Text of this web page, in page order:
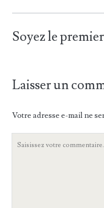
Soyez le
Laisser un
Votre adresse e-mail ne